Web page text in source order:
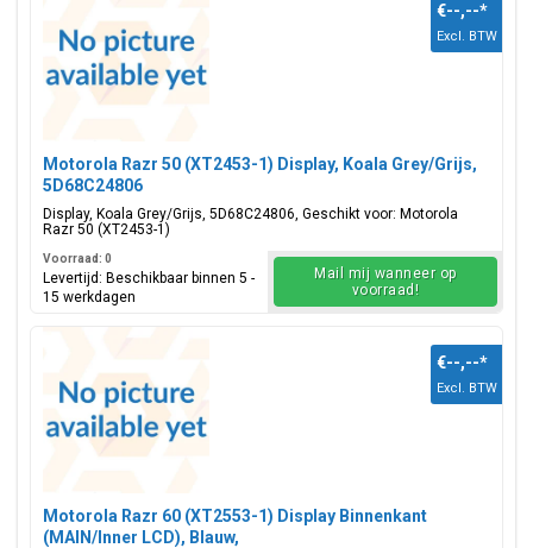
Motorola Razr 50 (XT2453-1) Display, Koala Grey/Grijs,
5D68C24806
Display, Koala Grey/Grijs, 5D68C24806, Geschikt voor: Motorola
Razr 50 (XT2453-1)
€--,--*
Excl. BTW
Voorraad: 0
Levertijd: Beschikbaar binnen 5 -
15 werkdagen
Mail mij wanneer op
voorraad!
Motorola Razr 60 (XT2553-1) Display Binnenkant
(MAIN/Inner LCD), Blauw,
€--,--*
Excl. BTW